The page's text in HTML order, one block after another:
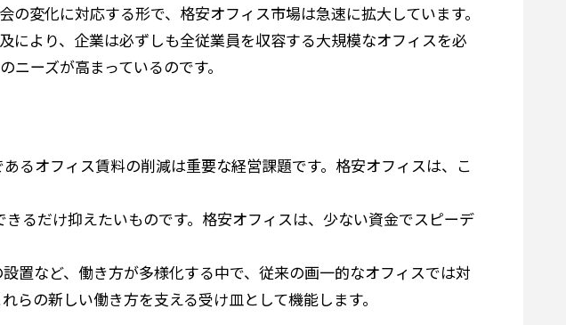
変化に対応する形で、格安オフィス市場は急速に拡大しています。
より、企業は必ずしも全従業員を収容する大規模なオフィスを必
ーズが高まっているのです。
るオフィス賃料の削減は重要な経営課題です。格安オフィスは、こ
るだけ抑えたいものです。格安オフィスは、少ない資金でスピーデ
置など、働き方が多様化する中で、従来の画一的なオフィスでは対
の新しい働き方を支える受け皿として機能します。